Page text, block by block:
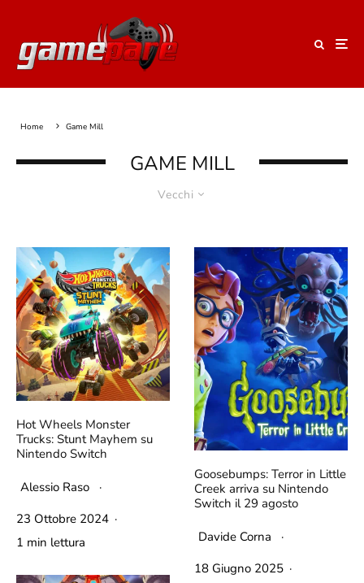
Home Game Mill
GAME MILL
Vecchi
Hot Wheels Monster
Trucks: Stunt Mayhem su
Nintendo Switch
Alessio Raso
·
23 Ottobre 2024 ·
1 min lettura
Goosebumps: Terror in Little
Creek arriva su Nintendo
Switch il 29 agosto
Davide Corna
·
18 Giugno 2025 ·